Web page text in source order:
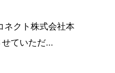
ネクト株式会社本
ていただ...